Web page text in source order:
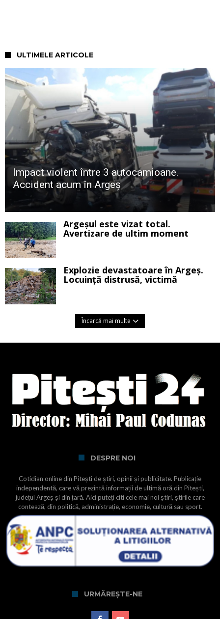
ULTIMELE ARTICOLE
Impact violent între 3 autocamioane.
Accident acum în Argeș
Argeșul este vizat total.
Avertizare de ultim moment
Explozie devastatoare în Argeș.
Locuință distrusă, victimă
Încarcă mai multe
DESPRE NOI
Cotidian online din Pitești de știri, opinii și publicitate. Publicație
independentă, care vă prezintă informații de ultimă oră din Pitești,
județul Argeș și din țară. Aici puteți citi cele mai noi știri, știrile care
contează, din politică, administrație, economie, cultură sau sport.
URMĂREȘTE-NE